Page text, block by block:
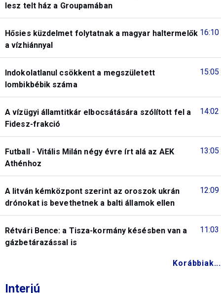
lesz telt ház a Groupamában
16:10
Hősies küzdelmet folytatnak a magyar haltermelők
a vízhiánnyal
15:05
Indokolatlanul csökkent a megszületett
lombikbébik száma
14:02
A vízügyi államtitkár elbocsátására szólított fel a
Fidesz-frakció
13:05
Futball - Vitális Milán négy évre írt alá az AEK
Athénhoz
12:09
A litván kémközpont szerint az oroszok ukrán
drónokat is bevethetnek a balti államok ellen
11:03
Rétvári Bence: a Tisza-kormány késésben van a
gázbetárazással is
Korábbiak...
Interjú